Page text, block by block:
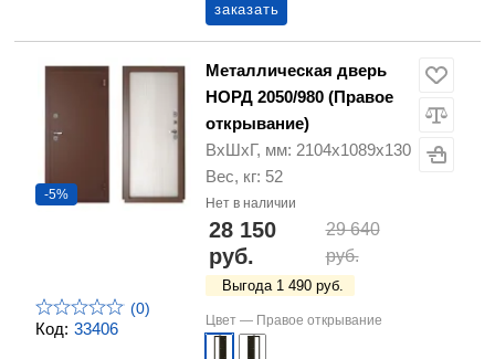
заказать
Код: 33406
-5%
(0)
Металлическая дверь
НОРД 2050/980 (Правое
открывание)
ВхШхГ, мм: 2104х1089х130
Вес, кг: 52
Нет в наличии
28 150
руб.
29 640
руб.
Выгода 1 490 руб.
Цвет — Правое открывание